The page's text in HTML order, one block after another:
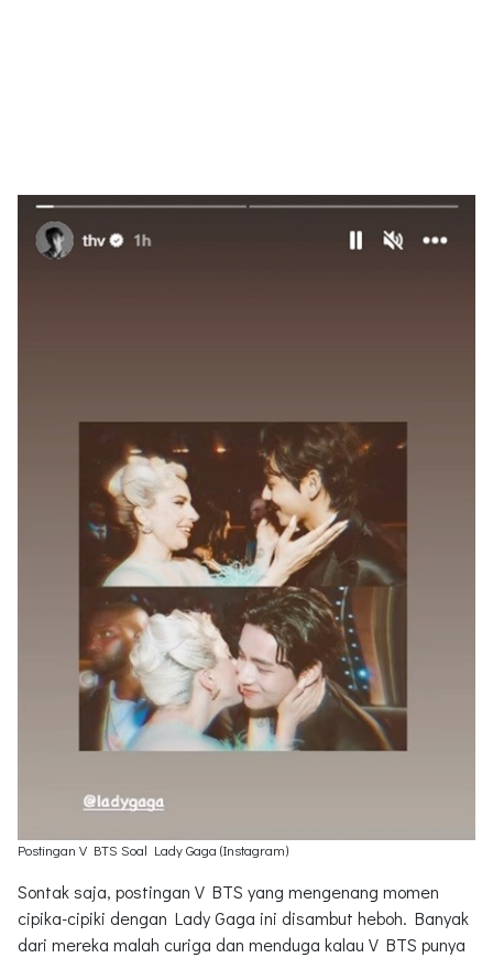
Postingan V BTS Soal Lady Gaga (Instagram)
Sontak saja, postingan V BTS yang mengenang momen
cipika-cipiki dengan Lady Gaga ini disambut heboh. Banyak
dari mereka malah curiga dan menduga kalau V BTS punya